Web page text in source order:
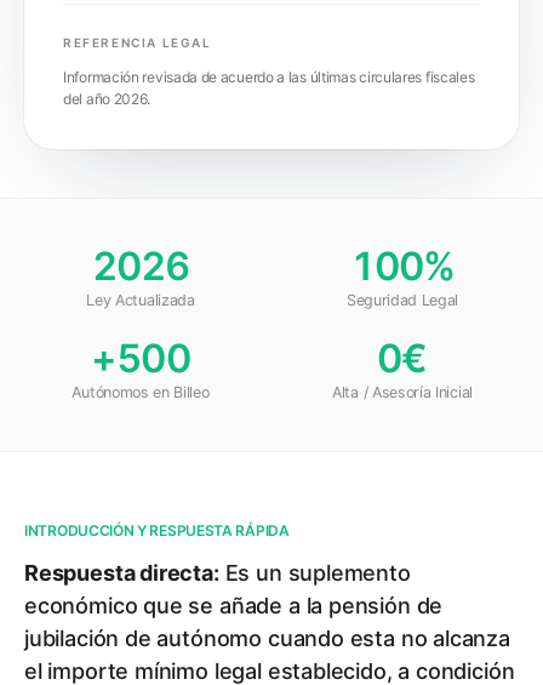
REFERENCIA LEGAL
Información revisada de acuerdo a las últimas circulares fiscales
del año 2026.
2026
Ley Actualizada
100%
Seguridad Legal
+500
Autónomos en Billeo
0€
Alta / Asesoría Inicial
INTRODUCCIÓN Y RESPUESTA RÁPIDA
Respuesta directa: Es un suplemento
económico que se añade a la pensión de
jubilación de autónomo cuando esta no alcanza
el importe mínimo legal establecido, a condición